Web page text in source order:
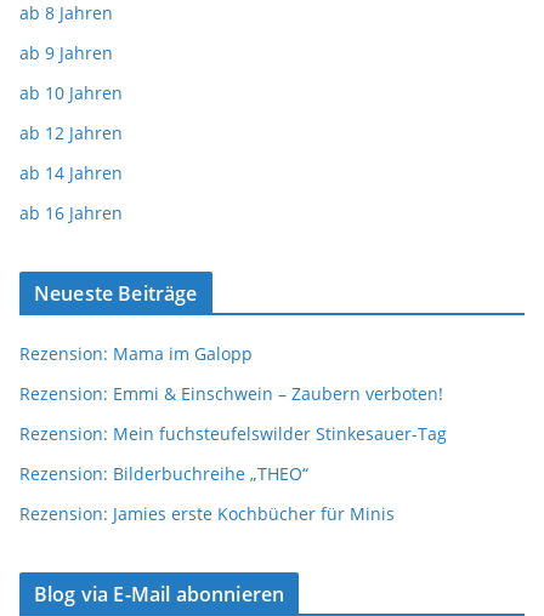
ab 8 Jahren
ab 9 Jahren
ab 10 Jahren
ab 12 Jahren
ab 14 Jahren
ab 16 Jahren
Neueste Beiträge
Rezension: Mama im Galopp
Rezension: Emmi & Einschwein – Zaubern verboten!
Rezension: Mein fuchsteufelswilder Stinkesauer-Tag
Rezension: Bilderbuchreihe „THEO“
Rezension: Jamies erste Kochbücher für Minis
Blog via E-Mail abonnieren